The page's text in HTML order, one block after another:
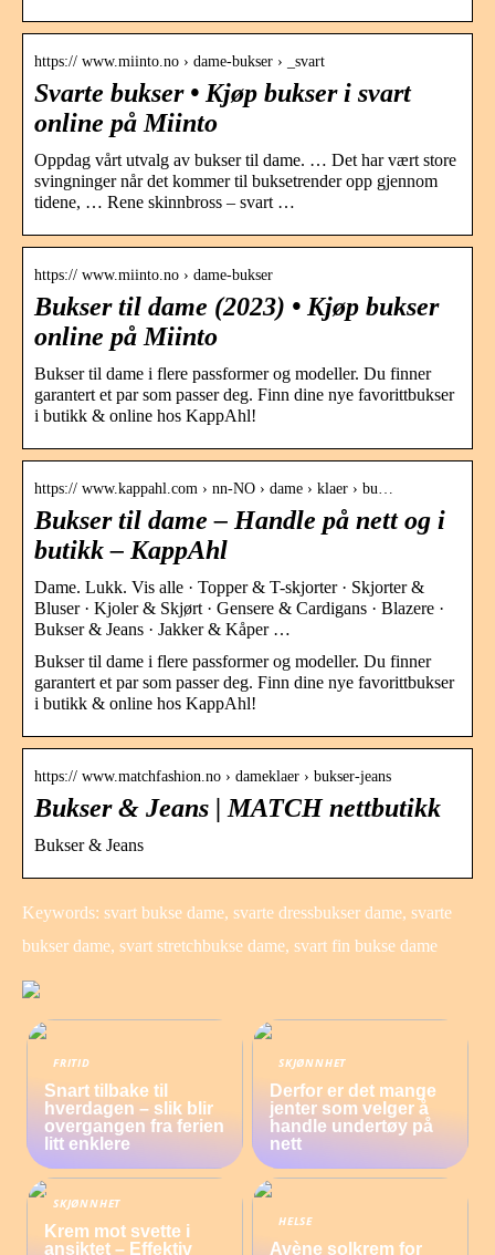
https:// www.miinto.no › dame-bukser › _svart
Svarte bukser • Kjøp bukser i svart
online på Miinto
Oppdag vårt utvalg av bukser til dame. … Det har vært store
svingninger når det kommer til buksetrender opp gjennom
tidene, … Rene skinnbross – svart …
https:// www.miinto.no › dame-bukser
Bukser til dame (2023) • Kjøp bukser
online på Miinto
Bukser til dame i flere passformer og modeller. Du finner
garantert et par som passer deg. Finn dine nye favorittbukser
i butikk & online hos KappAhl!
https:// www.kappahl.com › nn-NO › dame › klaer › bu…
Bukser til dame – Handle på nett og i
butikk – KappAhl
Dame. Lukk. Vis alle · Topper & T-skjorter · Skjorter &
Bluser · Kjoler & Skjørt · Gensere & Cardigans · Blazere ·
Bukser & Jeans · Jakker & Kåper …
Bukser til dame i flere passformer og modeller. Du finner
garantert et par som passer deg. Finn dine nye favorittbukser
i butikk & online hos KappAhl!
https:// www.matchfashion.no › dameklaer › bukser-jeans
Bukser & Jeans | MATCH nettbutikk
Bukser & Jeans
Keywords: svart bukse dame, svarte dressbukser dame, svarte
bukser dame, svart stretchbukse dame, svart fin bukse dame
FRITID
Snart tilbake til
hverdagen – slik blir
overgangen fra ferien
litt enklere
SKJØNNHET
Derfor er det mange
jenter som velger å
handle undertøy på
nett
SKJØNNHET
Krem mot svette i
ansiktet – Effektiv
HELSE
Avène solkrem for